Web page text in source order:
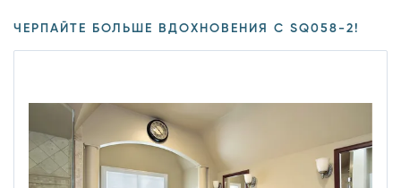
ЧЕРПАЙТЕ БОЛЬШЕ ВДОХНОВЕНИЯ С SQ058-2!